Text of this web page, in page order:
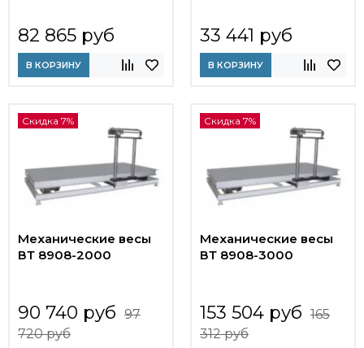
82 865 руб
В КОРЗИНУ
33 441 руб
В КОРЗИНУ
Скидка 7%
Механические весы
ВТ 8908-2000
90 740 руб 97
720 руб
Скидка 7%
Механические весы
ВТ 8908-3000
153 504 руб 165
312 руб